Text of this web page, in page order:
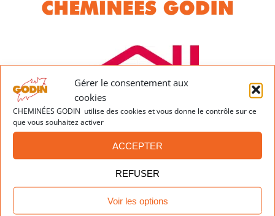
Gérer le consentement aux
cookies
CHEMINÉES GODIN utilise des cookies et vous donne le contrôle sur ce
que vous souhaitez activer
ACCEPTER
REFUSER
Voir les options
Dernières réalisations